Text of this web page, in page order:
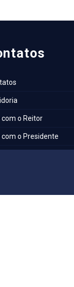
com o Reitor
com o Presidente